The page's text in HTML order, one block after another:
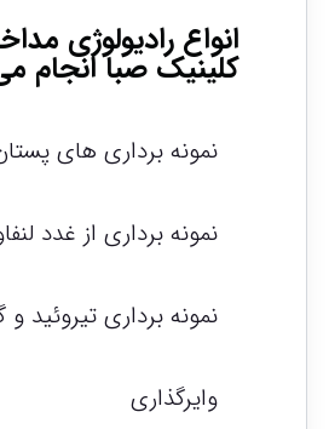
انواع رادیولوژی
کلینیک صبا انجام
نمونه برداری های
نمونه برداری از غدد
نمونه برداری تیروئید و
وایرگذاری